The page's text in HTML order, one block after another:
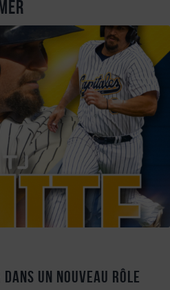
un nouveau rôle